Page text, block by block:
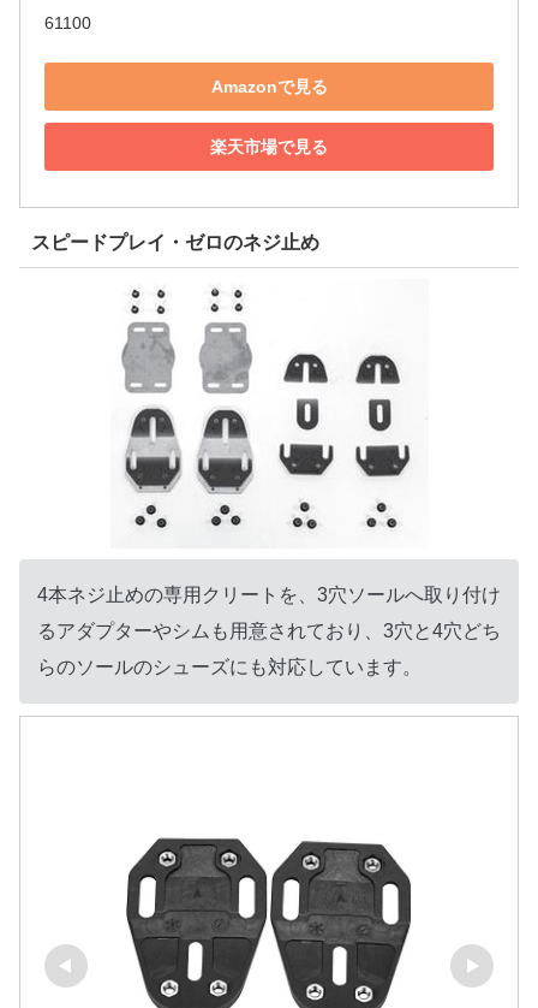
61100
Amazonで見る
楽天市場で見る
スピードプレイ・ゼロのネジ止め
4本ネジ止めの専用クリートを、3穴ソールへ取り付け
るアダプターやシムも用意されており、3穴と4穴どち
らのソールのシューズにも対応しています。